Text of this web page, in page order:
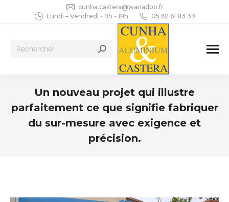
cunha.castera@wanadoo.fr
Lundi – Vendredi - 9h - 18h
05 62 61 83 39
Recherche
Un nouveau projet qui illustre
parfaitement ce que signifie fabriquer
du sur-mesure avec exigence et
précision.